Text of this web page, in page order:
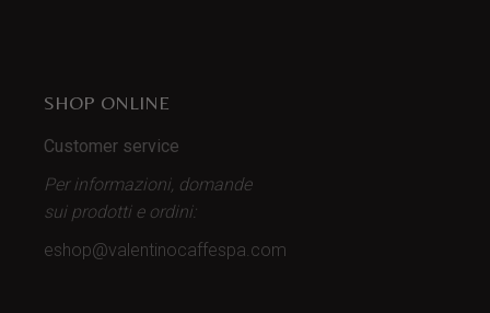
SHOP ONLINE
Customer service
Per informazioni, domande
sui prodotti e ordini:
eshop@valentinocaffespa.com